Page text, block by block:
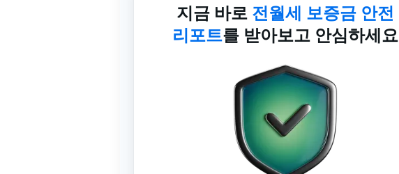
지금 바로 전월세 보증금 안전
리포트를 받아보고 안심하세요